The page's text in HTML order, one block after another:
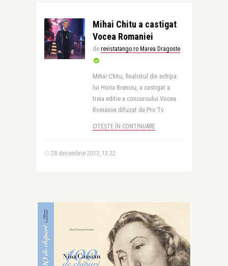
Mihai Chitu a castigat
Vocea Romaniei
de revistatango.ro Marea Dragoste
Mihai Chitu, finalistul din echipa
lui Horia Brenciu, a castigat a
treia editie a concursului Vocea
Romaniei difuzat de Pro Tv.
CITEȘTE ÎN CONTINUARE
28 decembrie 2013, 13:22